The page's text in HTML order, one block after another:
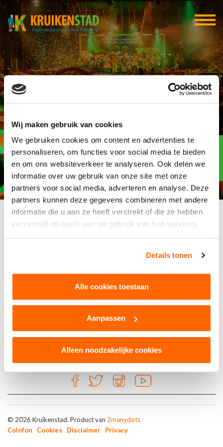
Wij maken gebruik van cookies
We gebruiken cookies om content en advertenties te
personaliseren, om functies voor social media te bieden
en om ons websiteverkeer te analyseren. Ook delen we
informatie over uw gebruik van onze site met onze
partners voor social media, adverteren en analyse. Deze
partners kunnen deze gegevens combineren met andere
informatie die u aan ze heeft verstrekt of die ze hebben
verzameld op basis van uw gebruik van hun services.
Details tonen
Alle cookies toestaan
Aanpassen
Alleen noodzakelijke cookies
Café Restaurant THE
TALK
Elf-elf
over
97
© 2026 Kruikenstad. Product van 2manydots
Colofon
Cookies Disclaimer Privacy